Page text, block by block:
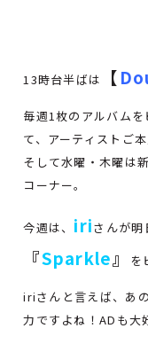
13時台半ばは 【
毎週1枚のアルバム
て、アーティストご
そして水曜・木曜は
コーナー。
今週は、 iriさんが明
『Sparkle』 を
iriさんと言えば、あ
力ですよね！ADも大